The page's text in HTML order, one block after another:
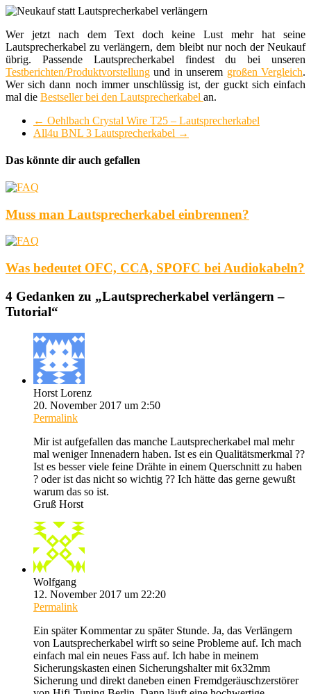
Wer jetzt nach dem Text doch keine Lust mehr hat seine
Lautsprecherkabel zu verlängern, dem bleibt nur noch der Neukauf
übrig. Passende Lautsprecherkabel findest du bei unseren
Testberichten/Produktvorstellung und in unserem großen Vergleich.
Wer sich dann noch immer unschlüssig ist, der guckt sich einfach
mal die Bestseller bei den Lautsprecherkabel an.
← Oehlbach Crystal Wire T25 – Lautsprecherkabel
All4u BNL 3 Lautsprecherkabel →
Das könnte dir auch gefallen
Muss man Lautsprecherkabel einbrennen?
Was bedeutet OFC, CCA, SPOFC bei Audiokabeln?
4 Gedanken zu „Lautsprecherkabel verlängern –
Tutorial“
Horst Lorenz
20. November 2017 um 2:50
Permalink
Mir ist aufgefallen das manche Lautsprecherkabel mal mehr
mal weniger Innenadern haben. Ist es ein Qualitätsmerkmal ??
Ist es besser viele feine Drähte in einem Querschnitt zu haben
? oder ist das nicht so wichtig ?? Ich hätte das gerne gewußt
warum das so ist.
Gruß Horst
Wolfgang
12. November 2017 um 22:20
Permalink
Ein später Kommentar zu später Stunde. Ja, das Verlängern
von Lautsprecherkabel wirft so seine Probleme auf. Ich mach
einfach mal ein neues Fass auf. Ich habe in meinem
Sicherungskasten einen Sicherungshalter mit 6x32mm
Sicherung und direkt daneben einen Fremdgeräuschzerstörer